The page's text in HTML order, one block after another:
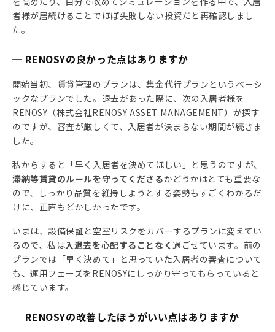
者様が居続けることでほぼ失敗しない投資だと再確認しまし
た。
─ RENOSYの良かった点はありますか
開始当初、賃貸管理のプランは、集金代行プランというベーシ
ックなプランでした。退去があった際に、次の入居者様を
RENOSY（株式会社RENOSY ASSET MANAGEMENT）が探す
のですが、審査が厳しくて、入居者が決まらない期間が続きま
した。
私からすると「早く入居者を決めてほしい」と思うのですが、
滞納等賃貸のルールを守ってくださるかどうかはとても重要な
ので、しっかり品質を維持しようとする姿勢もすごくわかるだ
けに、正直もどかしかったです。
いまは、設備保証と空室リスクをカバーするプランに変えてい
るので、私は入退去を心配することなく過ごせています。前の
プランでは「早く決めて」と思っていた入居者の審査について
も、運用フェーズをRENOSYにしっかり守ってもらっていると
感じています。
─ RENOSYの改善したほうがいい点はありますか